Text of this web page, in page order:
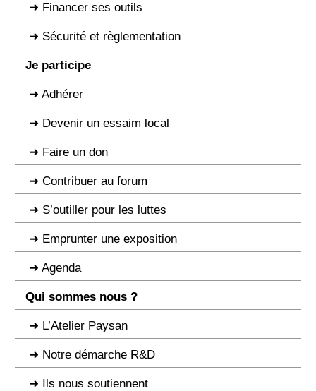
Financer ses outils
Sécurité et règlementation
Je participe
Adhérer
Devenir un essaim local
Faire un don
Contribuer au forum
S’outiller pour les luttes
Emprunter une exposition
Agenda
Qui sommes nous ?
L’Atelier Paysan
Notre démarche R&D
Ils nous soutiennent